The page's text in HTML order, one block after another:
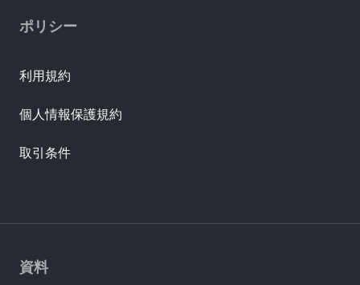
資料
ポリシー
利用規約
個人情報保護規約
取引条件